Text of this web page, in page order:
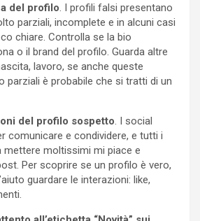
del profilo. I profili falsi presentano
parziali, incomplete e in alcuni casi
chiare. Controlla se la bio
o il brand del profilo. Guarda altre
lavoro, se anche queste
parziali è probabile che si tratti di un
del profilo sospetto. I social
comunicare e condividere, e tutti i
mettere moltissimi mi piace e
Per scoprire se un profilo è vero,
guardare le interazioni: like,